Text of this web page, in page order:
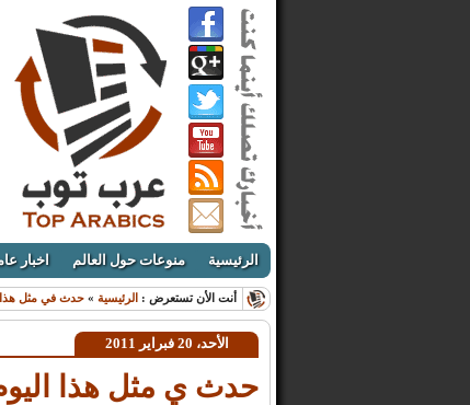
الرئيسية منوعات حول العالم اخبار
أنت الأن تستعرض : الرئيسية » حدث في مثل هذا
الأحد، 20 فبراير 2011
حدث ي مثل هذا اليوم – 20 شباط /